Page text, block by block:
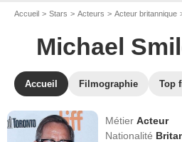
Accueil Stars Acteurs Acteur britannique
Michael
Accueil Filmographie Top
MétierActeur
Nationalité